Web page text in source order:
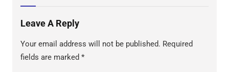
Leave A Reply
Your email address will not be published. Required
fields are marked *